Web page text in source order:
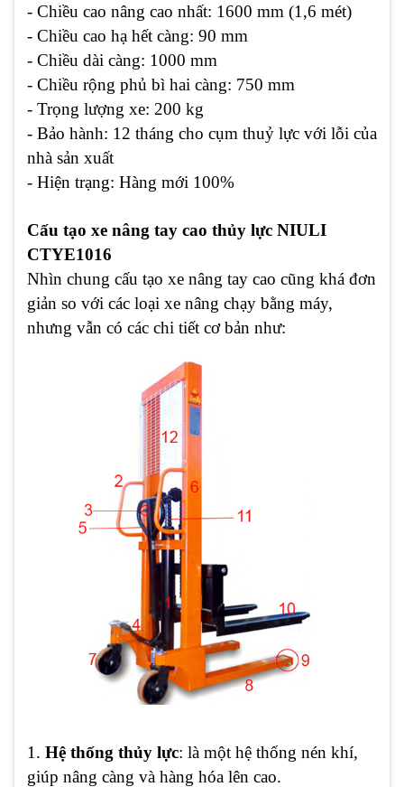
- Chiều cao nâng cao nhất: 1600 mm (1,6 mét)
- Chiều cao hạ hết càng: 90 mm
- Chiều dài càng: 1000 mm
- Chiều rộng phủ bì hai càng: 750 mm
- Trọng lượng xe: 200 kg
- Bảo hành: 12 tháng cho cụm thuỷ lực với lỗi của
nhà sản xuất
- Hiện trạng: Hàng mới 100%
Cấu tạo xe nâng tay cao thủy lực NIULI
CTYE1016
Nhìn chung cấu tạo xe nâng tay cao cũng khá đơn
giản so với các loại xe nâng chạy bằng máy,
nhưng vẫn có các chi tiết cơ bản như:
1. Hệ thống thủy lực: là một hệ thống nén khí,
giúp nâng càng và hàng hóa lên cao.